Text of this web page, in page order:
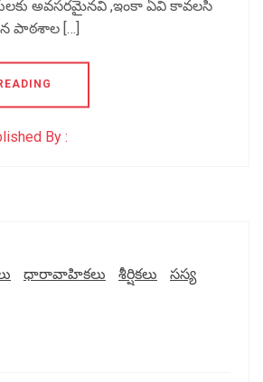
అవసరమైనవి ,ఇంకా ఏవి కావలసి
పాఠశాల […]
By :
ధారావాహికలు శీర్షికలు సస్య